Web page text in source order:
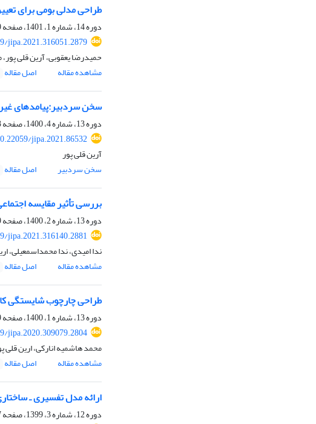
طراحی مدلی بومی برای
دوره 14، شماره 1، 1401، صفحه
jipa.2021.316051.2879
حمیدرضا یعقوبی، آرین قلی
مشاهده مقاله
اصل مقاله
سخن سردبیر:پیامدهای
دوره 13، شماره 4، 1400، صفحه
jipa.2021.86532
آرین قلی پور
سخن سردبیر
اصل مقاله
بررسی تأثیر مقایسه
دوره 13، شماره 2، 1400، صفحه
jipa.2021.316140.2881
ندا امیدی، ندا محمداسمعیلی،
مشاهده مقاله
اصل مقاله
طراحی چارچوب شایستگی
دوره 13، شماره 1، 1400، صفحه
jipa.2020.309079.2804
محمد هاشمیه انارکی، ارین قلی
مشاهده مقاله
اصل مقاله
ارائه مدل تفسیری ـ
دوره 12، شماره 3، 1399، صفحه